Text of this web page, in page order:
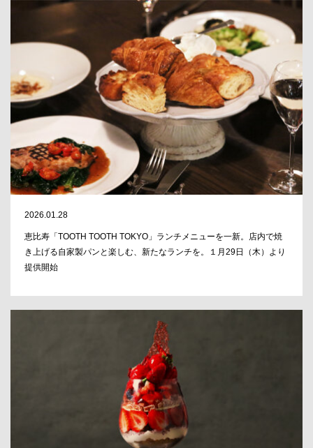
2026.01.28
恵比寿「TOOTH TOOTH TOKYO」ランチメニューを一新。店内で焼
き上げる自家製パンと楽しむ、新たなランチを。１月29日（木）より
提供開始